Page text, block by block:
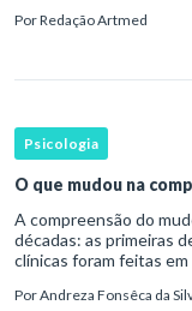
transtorno do des
PorRedação Artmed
Psicologia
O que mudou na
A compreensão do mudou significativamente ao longo das últimas
décadas: as primeiras
clínicas foram feitas
PorAndreza Fonsêca da